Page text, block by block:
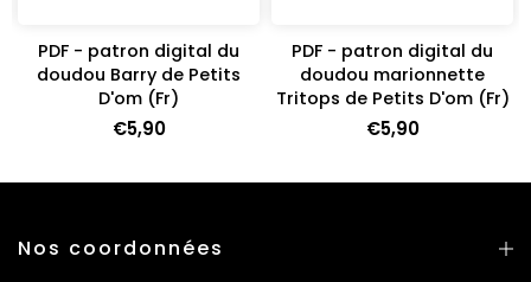
PDF - patron digital du
doudou Barry de Petits
D'om (Fr)
€5,90
PDF - patron digital du
doudou marionnette
Tritops de Petits D'om (Fr)
€5,90
Nos coordonnées